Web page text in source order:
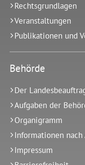
Rechtsgrundlagen
Veranstaltungen
Publikationen und
Behörde
Der
Aufgaben der
Organigramm
Informationen nach
Impressum